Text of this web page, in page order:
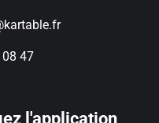
47
l'application